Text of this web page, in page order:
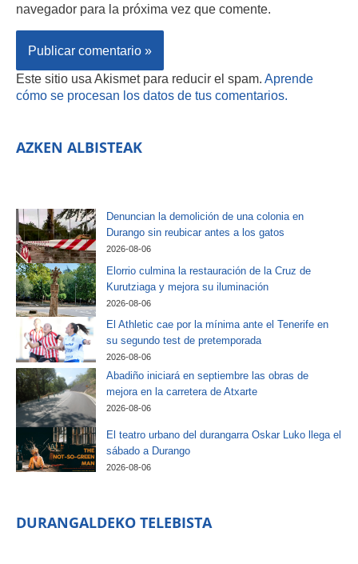
navegador para la próxima vez que comente.
Este sitio usa Akismet para reducir el spam. Aprende
cómo se procesan los datos de tus comentarios.
AZKEN ALBISTEAK
Denuncian la demolición de una colonia en
Durango sin reubicar antes a los gatos
2026-08-06
Elorrio culmina la restauración de la Cruz de
Kurutziaga y mejora su iluminación
2026-08-06
El Athletic cae por la mínima ante el Tenerife en
su segundo test de pretemporada
2026-08-06
Abadiño iniciará en septiembre las obras de
mejora en la carretera de Atxarte
2026-08-06
El teatro urbano del durangarra Oskar Luko llega el
sábado a Durango
2026-08-06
DURANGALDEKO TELEBISTA